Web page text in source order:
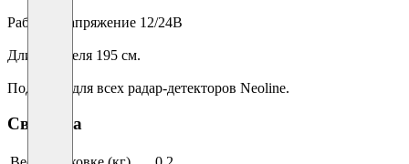
Рабочее напряжение 12/24В
Длина кабеля 195 см.
Подходит для всех радар-детекторов Neoline.
Свойства